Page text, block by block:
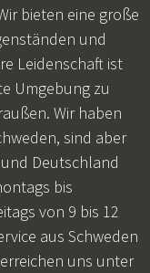
bieten eine große
und
Leidenschaft ist
Umgebung zu
Wir haben
sind aber
Deutschland
bis
von 9 bis 12
aus Schweden
uns unter